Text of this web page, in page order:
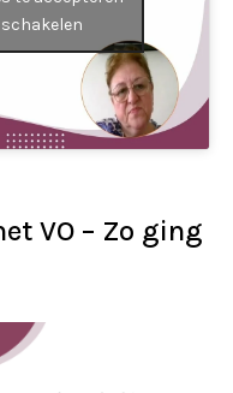
VO – Zo ging